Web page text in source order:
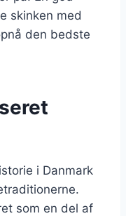
skinken med
den bedste
i Danmark
som en del af